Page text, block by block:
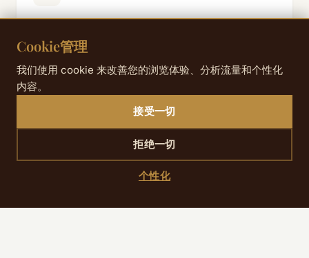
如果希望在巴黎进行更负责任、更环保的入住体验，建议
尔 / 歌剧院一带出发，许多重要地点都可以轻松步行或乘
坐公共交通抵达，这与更低影响的城市短住方式非常契
Cookie管理
我们使用 cookie 来改善您的浏览体验、分析流量和个性化
内容。
接受一切
拒绝一切
个性化